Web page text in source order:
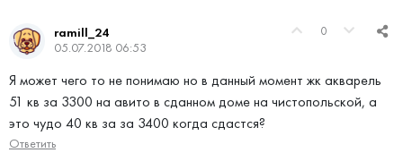
0
ramill_24
05.07.2018 06:53
Я может чего то не понимаю но в данный момент жк акварель
51 кв за 3300 на авито в сданном доме на чистопольской, а
это чудо 40 кв за за 3400 когда сдастся?
Ответить